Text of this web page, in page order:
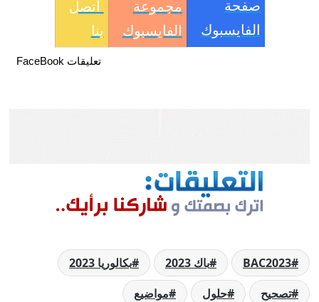
صفحة
الفايسبوك
مجموعة
الفايسبوك
اتصل
بنا
تعليقات FaceBook
BAC2023 باك 2023
بكالوريا 2023
تصحيح
حلول مواضيع